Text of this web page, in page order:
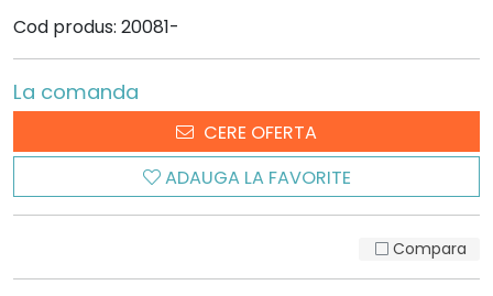
Cod produs: 20081-
La comanda
CERE OFERTA
ADAUGA LA FAVORITE
Compara